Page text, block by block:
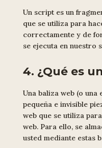
Un script es un
que se utiliza para
correctamente y de
se ejecuta en nuestro
4. ¿Qué es
Una baliza web (o una
pequeña e invisible
web que se utiliza
web. Para ello, se
usted mediante estas